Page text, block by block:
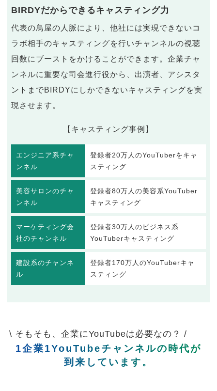
BIRDYだからできるキャスティング力
代表の鳥屋の人脈により、他社には実現できないコ
ラボ相手のキャスティングを行いチャンネルの視聴
回数にブーストをかけることができます。企業チャ
ンネルに重要な司会進行役から、出演者、アシスタ
ントまでBIRDYにしかできないキャスティングを実
現させます。
【キャスティング事例】
エンジニア系チャ
ンネル
登録者20万人のYouTuberをキャ
スティング
美容サロンのチャ
ンネル
登録者80万人の美容系YouTuber
キャスティング
マーケティング会
社のチャンネル
登録者30万人のビジネス系
YouTuberキャスティング
建設系のチャンネ
ル
登録者170万人のYouTuberキャ
スティング
\ そもそも、企業にYouTubeは必要なの？ /
1企業1YouTubeチャンネルの時代が
到来しています。